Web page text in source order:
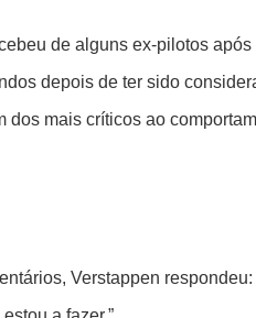
de alguns ex-pilotos
depois de ter sido
mais críticos ao
Verstappen